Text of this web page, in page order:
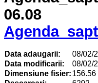
Data adaugarii:
08/02/
Data modificarii:
08/02/
Dimensiune fisier: 156.56